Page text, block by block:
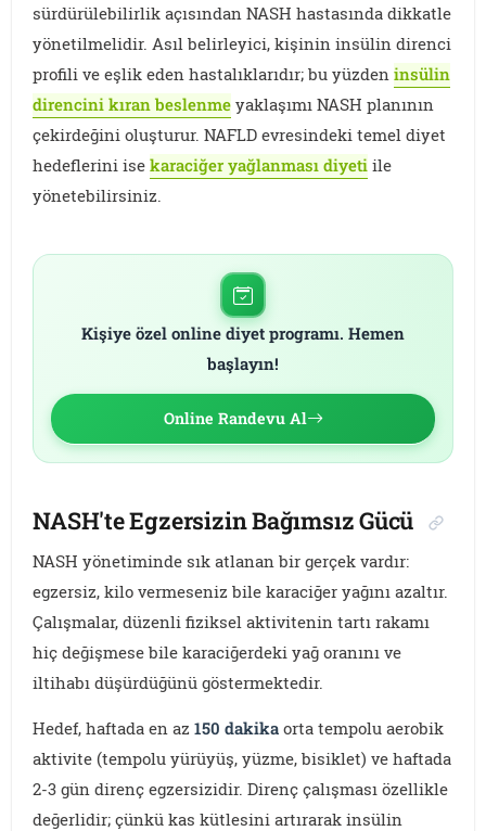
sürdürülebilirlik açısından NASH hastasında dikkatle
yönetilmelidir. Asıl belirleyici, kişinin insülin direnci
profili ve eşlik eden hastalıklarıdır; bu yüzdeninsülin
direncini kıran beslenme yaklaşımı NASH planının
çekirdeğini oluşturur. NAFLD evresindeki temel diyet
hedeflerini isekaraciğer yağlanması diyeti ile
yönetebilirsiniz.
Kişiye özel online diyet programı. Hemen
başlayın!
Online Randevu Al
NASH'te Egzersizin Bağımsız Gücü
NASH yönetiminde sık atlanan bir gerçek vardır:
egzersiz, kilo vermeseniz bile karaciğer yağını azaltır.
Çalışmalar, düzenli fiziksel aktivitenin tartı rakamı
hiç değişmese bile karaciğerdeki yağ oranını ve
iltihabı düşürdüğünü göstermektedir.
Hedef, haftada en az150 dakika orta tempolu aerobik
aktivite (tempolu yürüyüş, yüzme, bisiklet) ve haftada
2-3 gün direnç egzersizidir. Direnç çalışması özellikle
değerlidir; çünkü kas kütlesini artırarak insülin